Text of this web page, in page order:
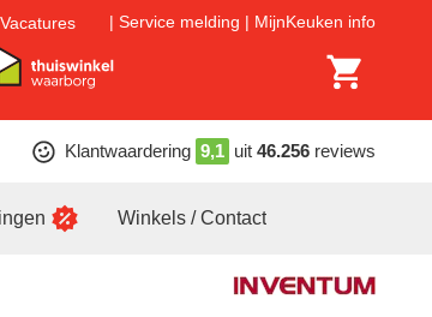
Vacatures Service melding MijnKeuken info
Klantwaardering 9,1 uit 46.256 reviews
Winkels / Contact